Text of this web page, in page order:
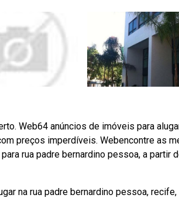
Web64 anúncios de imóveis para
preços imperdíveis. Webencontre as
rua padre bernardino pessoa, a
na rua padre bernardino pessoa,